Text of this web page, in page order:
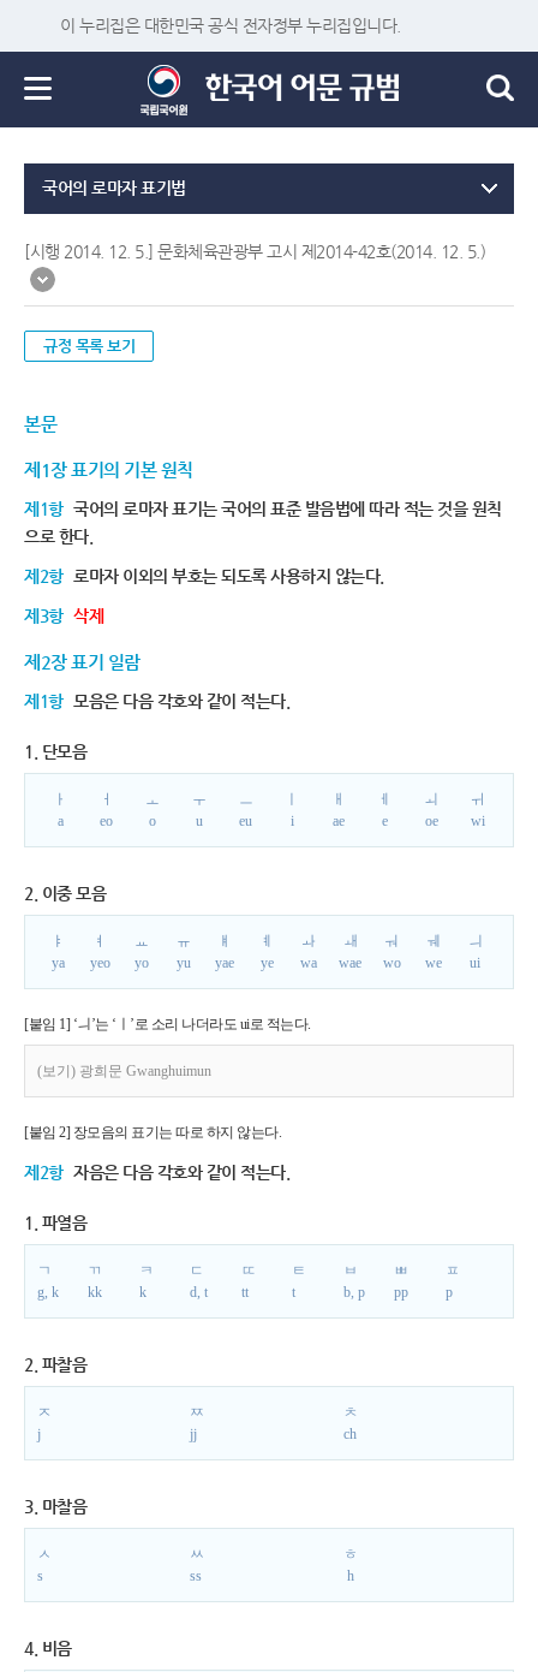
이 누리집은 대한민국 공식 전자정부 누리집입니다.
국어의 로마자 표기법
[시행 2014. 12. 5.] 문화체육관광부 고시 제2014-42호(2014. 12. 5.)
규정 목록 보기
본문
제1장 표기의 기본 원칙
제1항 국어의 로마자 표기는 국어의 표준 발음법에 따라 적는 것을 원칙
으로 한다.
제2항 로마자 이외의 부호는 되도록 사용하지 않는다.
제3항 삭제
제2장 표기 일람
제1항 모음은 다음 각호와 같이 적는다.
1. 단모음
ㅏ
a
ㅓ
eo
ㅗ
o
ㅜ
u
ㅡ
eu
i
ㅐ
ae
ㅔ
e
ㅚ
oe
ㅟ
wi
2. 이중 모음
ㅑ
ya
ㅕ
yeo
ㅛ
yo
ㅠ
yu
ㅒ
yae
ㅖ
ye
ㅘ
wa
ㅙ
wae
ㅝ
wo
ㅞ
we
ㅢ
ui
[붙임 1] ‘ㅢ’는 ‘ㅣ’로 소리 나더라도 ui로 적는다.
(보기) 광희문 Gwanghuimun
[붙임 2] 장모음의 표기는 따로 하지 않는다.
제2항 자음은 다음 각호와 같이 적는다.
1. 파열음
ㄱ
g, k
ㄲ
kk
ㅋ
k
ㄷ
d, t
ㄸ
tt
ㅌ
t
ㅂ
b, p
ㅃ
pp
ㅍ
p
2. 파찰음
ㅈ
j
ㅉ
jj
ㅊ
ch
3. 마찰음
ㅅ
s
ㅆ
ss
ㅎ
h
4. 비음